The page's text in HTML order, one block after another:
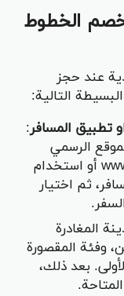
الخطوط
عند حجز
التالية:
تطبيق المسافر:
الرسمي
للخطوط السعودية عبر www.saudia.com أو استخدام
ثم اختيار
المغادرة
وفئة المقصورة
بعد ذلك،